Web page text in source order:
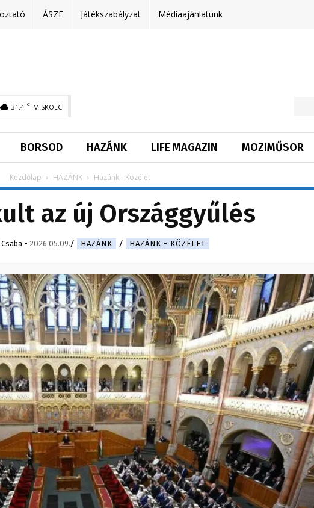
ÁSZF Játékszabályzat Médiaajánlatunk
31.4 C MISKOLC
BORSOD HAZÁNK LIFE MAGAZIN MOZIMŰSOR
Kezdőlap HAZÁNK Hazánk - Közélet
az új Országgyűlés
- 2026.05.09. HAZÁNK HAZÁNK - KÖZÉLET